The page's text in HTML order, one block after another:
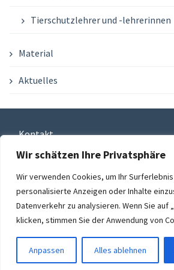
Wir schätzen Ihre Privatsphäre
Wir verwenden Cookies, um Ihr
personalisierte Anzeigen oder Inhalte
Datenverkehr zu analysieren. Wenn Sie auf
klicken, stimmen Sie der Anwendung von
Anpassen Alles ablehnen
Tierschutzlehrer und -lehrerinnen
Material
Aktuelles
Kontakt
Datenschutzbestimmungen
Impressum
Proudly powered byWordPress|
Themes
Diese Website benutzt Cookies. Wenn
nutzt, gehen wir von deinem